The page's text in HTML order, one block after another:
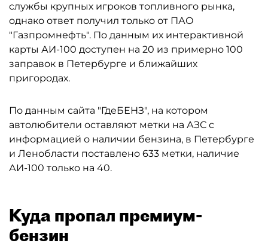
службы крупных игроков топливного рынка,
однако ответ получил только от ПАО
"Газпромнефть". По данным их интерактивной
карты АИ-100 доступен на 20 из примерно 100
заправок в Петербурге и ближайших
пригородах.
По данным сайта "ГдеБЕНЗ", на котором
автолюбители оставляют метки на АЗС с
информацией о наличии бензина, в Петербурге
и Ленобласти поставлено 633 метки, наличие
АИ-100 только на 40.
Куда пропал премиум-
бензин